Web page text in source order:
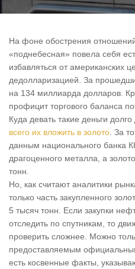
На фоне обострения
«поднебесная» повела себя
избавляться от американских
дедолларизацией. За
на 134 миллиарда долларов.
профицит торгового баланса
Куда девать такие деньги
всего их вложить в золото . За
данным национального банка
драгоценного металла, а
тонн.
Но, как считают аналитики
только часть закупленного
5 тысяч тонн. Если закупки
отследить по спутникам, то
проверить сложнее. Можно
предоставляемым
есть косвенные факты,